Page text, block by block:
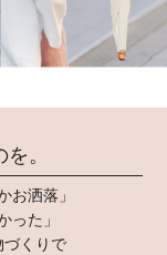
。
お洒落」
った」
づくりで